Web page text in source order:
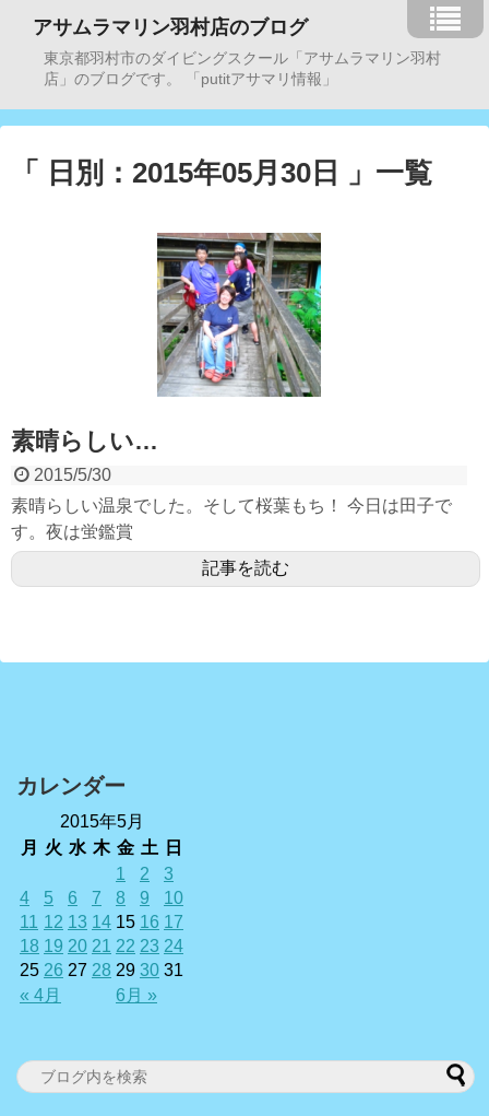
アサムラマリン羽村店のブログ
東京都羽村市のダイビングスクール「アサムラマリン羽村
店」のブログです。 「putitアサマリ情報」
「 日別：2015年05月30日 」一覧
素晴らしい…
2015/5/30
素晴らしい温泉でした。そして桜葉もち！ 今日は田子で
す。夜は蛍鑑賞
記事を読む
カレンダー
2015年5月
月
火 水 木 金 土 日
« 4月 6月 »
1 2
3
4
5 6 7 8 9
10
11 12 13 14 15 16 17
18 19 20 21 22 23 24
25 26 27 28 29 30 31